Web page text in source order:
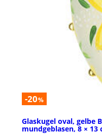
-20%
Glaskugel oval, gelbe
mundgeblasen, 8 × 13